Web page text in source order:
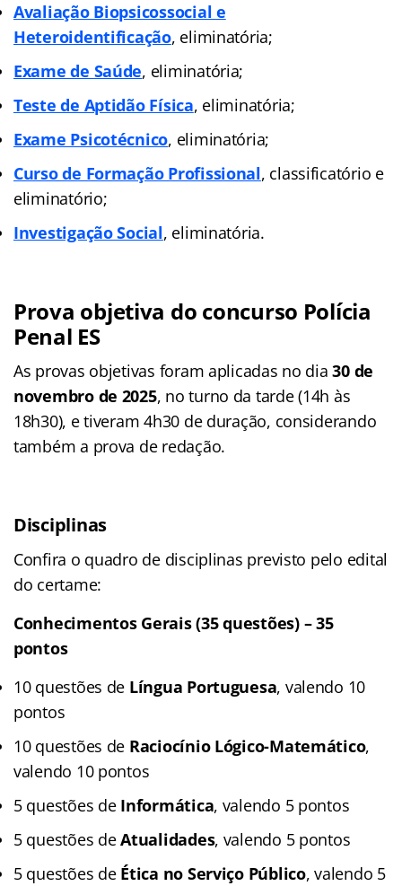
Avaliação Biopsicossocial e
Heteroidentificação, eliminatória;
Exame de Saúde, eliminatória;
Teste de Aptidão Física, eliminatória;
Exame Psicotécnico, eliminatória;
Curso de Formação Profissional, classificatório e
eliminatório;
Investigação Social, eliminatória.
Prova objetiva do concurso Polícia
Penal ES
As provas objetivas foram aplicadas no dia30 de
novembro de 2025, no turno da tarde (14h às
18h30), e tiveram 4h30 de duração, considerando
também a prova de redação.
Disciplinas
Confira o quadro de disciplinas previsto pelo edital
do certame:
Conhecimentos Gerais (35 questões) – 35
pontos
10 questões de Língua Portuguesa, valendo 10
pontos
10 questões de Raciocínio Lógico-Matemático,
valendo 10 pontos
5 questões de Informática, valendo 5 pontos
5 questões deAtualidades, valendo 5 pontos
5 questões de Ética no Serviço Público, valendo 5